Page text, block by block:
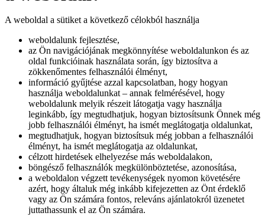
A weboldal a sütiket a következő célokból használja
weboldalunk fejlesztése,
az Ön navigációjának megkönnyítése weboldalunkon és az
oldal funkcióinak használata során, így biztosítva a
zökkenőmentes felhasználói élményt,
információ gyűjtése azzal kapcsolatban, hogy hogyan
használja weboldalunkat – annak felmérésével, hogy
weboldalunk melyik részeit látogatja vagy használja
leginkább, így megtudhatjuk, hogyan biztosítsunk Önnek még
jobb felhasználói élményt, ha ismét meglátogatja oldalunkat,
megtudhatjuk, hogyan biztosítsuk még jobban a felhasználói
élményt, ha ismét meglátogatja az oldalunkat,
célzott hirdetések elhelyezése más weboldalakon,
böngésző felhasználók megkülönböztetése, azonosítása,
a weboldalon végzett tevékenységek nyomon követésére
azért, hogy általuk még inkább kifejezetten az Önt érdeklő
vagy az Ön számára fontos, releváns ajánlatokról üzenetet
juttathassunk el az Ön számára.